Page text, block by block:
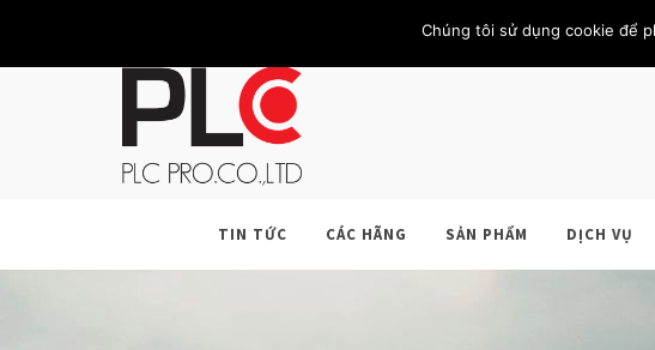
KHÁCH HÀNG LIÊN HỆ THÀNH VIÊN
TIN TỨC CÁC HÃNG SẢN PHẨM DỊCH VỤ
Chúng tôi sử dụng cookie để